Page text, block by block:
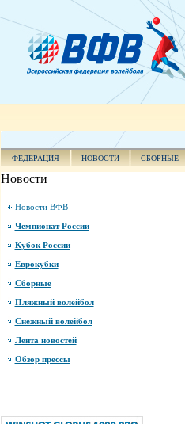
ФЕДЕРАЦИЯ НОВОСТИ СБОРНЫЕ
Новости
Новости ВФВ
Чемпионат России
Кубок России
Еврокубки
Сборные
Пляжный волейбол
Снежный волейбол
Лента новостей
Обзор прессы